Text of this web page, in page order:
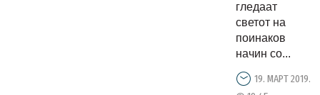
гледаат
светот на
поинаков
начин со...
19. МАРТ 2019.